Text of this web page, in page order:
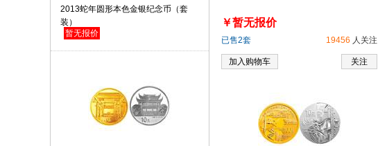
2013蛇年圆形本色金银纪念币（套
装）
暂无报价
￥暂无报价
19456 人关注
已售2套
关注
加入购物车